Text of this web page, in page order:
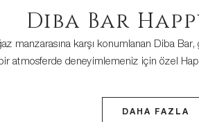
Diba Bar
manzarasına karşı konumlanan Diba
atmosferde deneyimlemeniz için özel
DAHA FAZLA